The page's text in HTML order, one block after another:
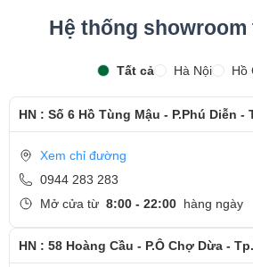
- Bàn giao máy cho khách hàng
kiểm tra lại màn hình mới
- Bàn Giao máy lại cho khách hàng !
Cảm ơn quý khách đã dành thời gian
tới dịch vụ thay màn hình tại Ngọc
- HotlineCSKH dịch vụ sửa chữa: 0944-
Hệ thống showroom
Tất cả Hà Nội Hồ
HN : Số 6 Hồ Tùng Mậu - P.Phú Diễn -
Xem chỉ đường
0944 283 283
Mở cửa từ 8:00 - 22:00 hàng ngày
HN : 58 Hoàng Cầu - P.Ô Chợ Dừa -